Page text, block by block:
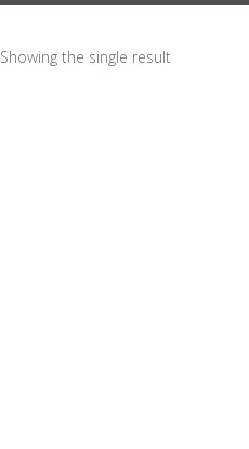
Showing the single result